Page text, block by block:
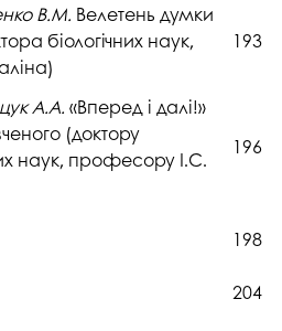
В.М. Велетень думки
біологічних наук,
193
А.А. «Вперед і далі!»
(доктору
наук, професору І.С.
196
198
204